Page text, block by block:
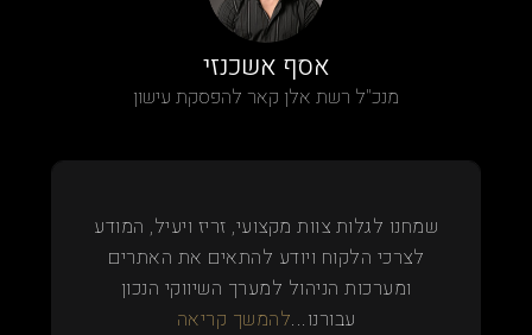
אסף אשכנזי
מנכ"ל רשת אלן קאר להפסקת עישון
שמחנו לגלות צוות מקצועי, זריז ויעיל, המודע
לצרכי הלקוח ויודע להתאים את האתרים
ומערכות הניהול למערך השיווקי הנכון
עבורנו...להמשך קריאה